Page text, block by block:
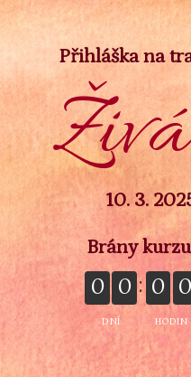
Přihláška na
10. 3.
Brány
0 0
DNÍ
0 0
HODIN